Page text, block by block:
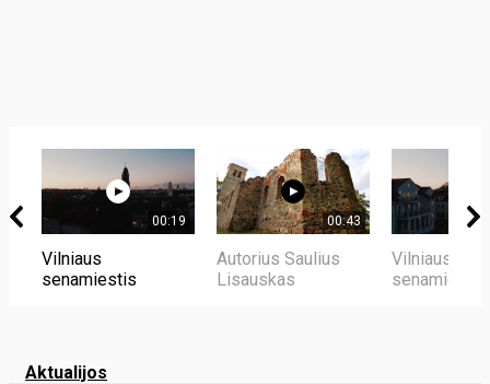
00:19
Vilniaus
senamiestis
00:43
Autorius Saulius
Lisauskas
Vilniaus
senamiestis
Aktualijos